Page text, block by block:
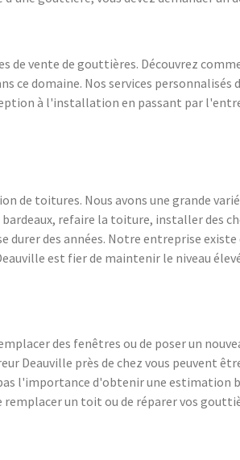
de vente de gouttières. Découvrez
ce domaine. Nos services
à l'installation en passant par
toitures. Nous avons une grande
refaire la toiture, installer des
des années. Notre entreprise existe
est fier de maintenir le niveau
des fenêtres ou de poser un
Deauville près de chez vous peuvent
l'importance d'obtenir une estimation
un toit ou de réparer vos